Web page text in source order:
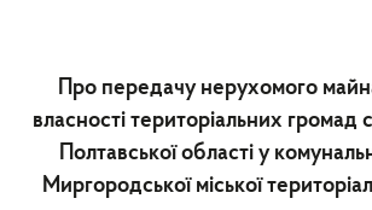
Про передачу нерухомого майна
власності територіальних громад
Полтавської області у
Миргородської міської